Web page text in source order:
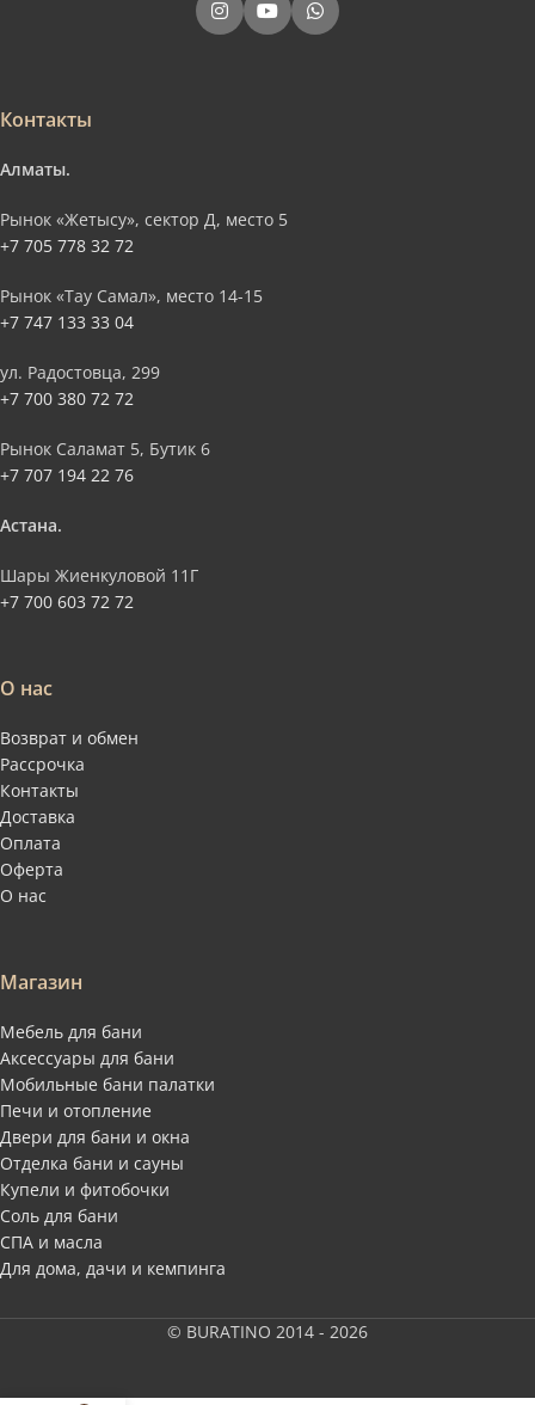
Контакты
Алматы.
Рынок «Жетысу», сектор Д, место 5
+7 705 778 32 72
Рынок «Тау Самал», место 14-15
+7 747 133 33 04
ул. Радостовца, 299
+7 700 380 72 72
Рынок Саламат 5, Бутик 6
+7 707 194 22 76
Астана.
Шары Жиенкуловой 11Г
+7 700 603 72 72
О нас
Возврат и обмен
Рассрочка
Контакты
Доставка
Оплата
Оферта
О нас
Магазин
Мебель для бани
Аксессуары для бани
Мобильные бани палатки
Печи и отопление
Двери для бани и окна
Отделка бани и сауны
Купели и фитобочки
Соль для бани
СПА и масла
Для дома, дачи и кемпинга
© BURATINO 2014 - 2026